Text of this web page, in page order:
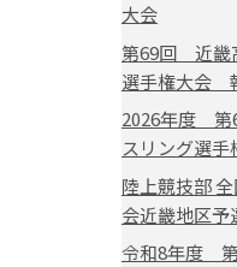
大会
第69回 近畿
選手権大会
2026年度 第
スリング選
陸上競技部
会近畿地区予
令和8年度